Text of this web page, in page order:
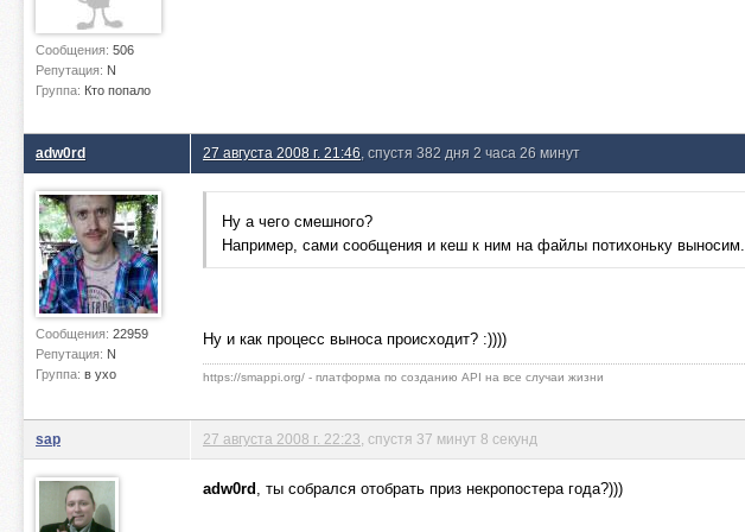
Сообщения: 506
Репутация: N
Группа: Кто попало
adw0rd
Сообщения: 22959
Репутация: N
Группа: в ухо
27 августа 2008 г. 21:46 , спустя 382 дня 2 часа 26 минут
Ну а чего смешного?
Например, сами сообщения и кеш к ним на файлы потихоньку выносим.
Ну и как процесс выноса происходит? :))))
https://smappi.org/ - платформа по созданию API на все случаи жизни
sap 27 августа 2008 г. 22:23 , спустя 37 минут 8 секунд
adw0rd , ты собрался отобрать приз некропостера года?)))